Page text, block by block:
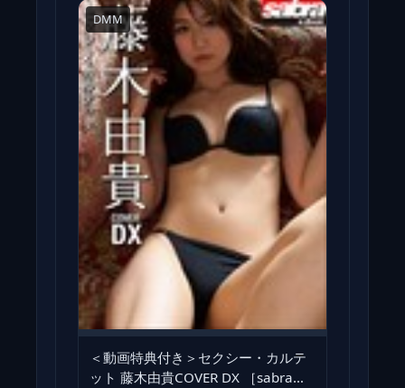
DMM
＜動画特典付き＞セクシー・カルテ
ット 藤木由貴COVER DX ［sabra